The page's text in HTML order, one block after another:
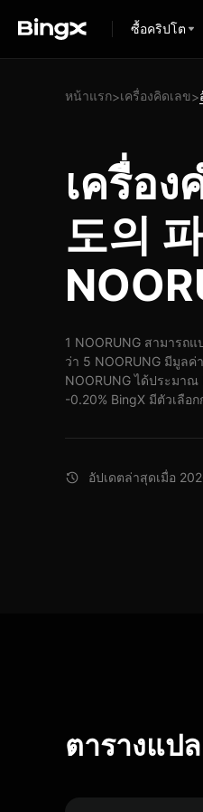
ซื้อคริปโต
หน้าแรก>เครื่องคิดเลข>
เครื่อ
도의
1 NOORUNG สามารถ
ว่า 5 NOORUNG มีมูล
NOORUNG ได้ประมาณ
-0.20% BingX มีตัวเลือ
อัปเดตล่าสุดเมื่อ
ตารางแป